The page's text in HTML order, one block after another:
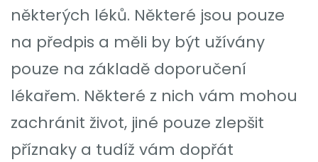
některých léků. Některé jsou pouze
na předpis a měli by být užívány
pouze na základě doporučení
lékařem. Některé z nich vám mohou
zachránit život, jiné pouze zlepšit
příznaky a tudíž vám dopřát